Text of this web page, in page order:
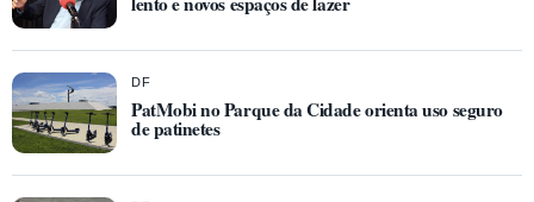
DF
PatMobi no Parque da Cidade orienta uso seguro
de patinetes